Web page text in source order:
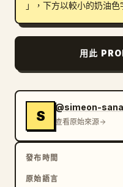
」，下方以較小的奶油
用此
S
@simeon-
查看原始來源
發布時間
原始語言